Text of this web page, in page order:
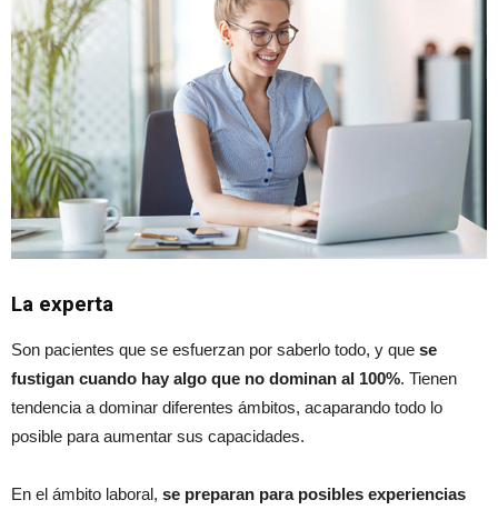
La experta
Son pacientes que se esfuerzan por saberlo todo, y que se
fustigan cuando hay algo que no dominan al 100%. Tienen
tendencia a dominar diferentes ámbitos, acaparando todo lo
posible para aumentar sus capacidades.
En el ámbito laboral, se preparan para posibles experiencias